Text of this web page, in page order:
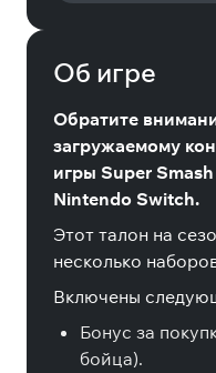
Об игре
Обратите
загружаемому
игры Super
Nintendo Switch.
Этот талон на
несколько
Включены
Бонус за
бойца).